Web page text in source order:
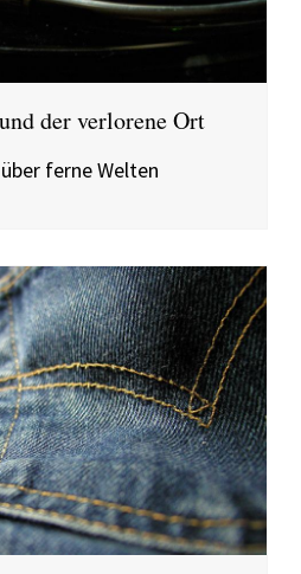
der verlorene Ort
ferne Welten